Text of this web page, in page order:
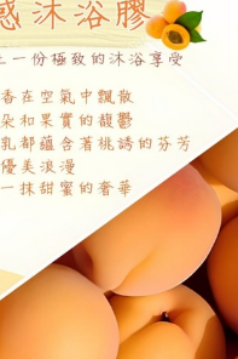
用額度並採取法律行動。